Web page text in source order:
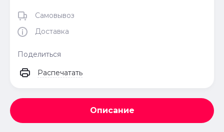
Самовывоз
Доставка
Поделиться
Распечатать
Описание